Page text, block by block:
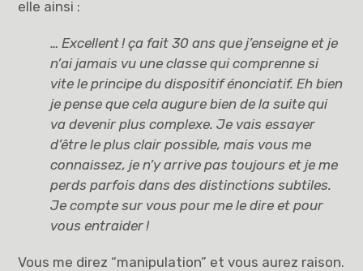
elle ainsi :
… Excellent ! ça fait 30 ans que j’enseigne et je
n’ai jamais vu une classe qui comprenne si
vite le principe du dispositif énonciatif. Eh bien
je pense que cela augure bien de la suite qui
va devenir plus complexe. Je vais essayer
d’être le plus clair possible, mais vous me
connaissez, je n’y arrive pas toujours et je me
perds parfois dans des distinctions subtiles.
Je compte sur vous pour me le dire et pour
vous entraider !
Vous me direz “manipulation” et vous aurez raison.